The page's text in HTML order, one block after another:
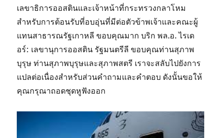
เลขาธิการออสตินและเจ้าหน้าที่กระทรวงกลาโหม
สำหรับการต้อนรับที่อบอุ่นที่มีต่อตัวข้าพเจ้าและคณะผู้
แทนสาธารณรัฐเกาหลี ขอบคุณมาก บริก พล.อ. ไรเด
อร์: เลขานุการออสติน รัฐมนตรีลี ขอบคุณท่านสุภาพ
บุรุษ ท่านสุภาพบุรุษและสุภาพสตรี เราจะสลับไปยังการ
แปลต่อเนื่องสำหรับส่วนคำถามและคำตอบ ดังนั้นขอให้
คุณกรุณาถอดชุดหูฟังออก